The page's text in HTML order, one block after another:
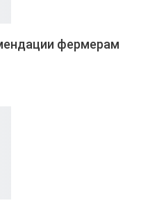
фермерам